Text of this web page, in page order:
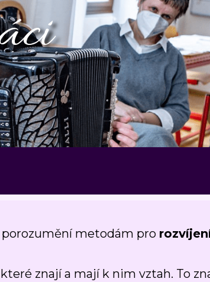
porozumění metodám pro
které znají a mají k nim vztah. To